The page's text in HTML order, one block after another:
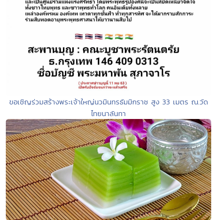
ขอเชิญร่วมสร้างพระเจ้าใหญ่นวมินทรธัมมิกราช สูง 33 เมตร ณ.วัด
ไทยนาลันทา